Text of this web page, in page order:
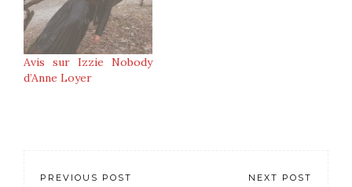
Avis sur Izzie Nobody
d’Anne Loyer
PREVIOUS POST NEXT POST